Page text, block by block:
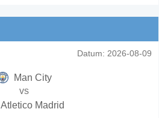
Datum: 2026-08-09
Man City
vs
Atletico Madrid